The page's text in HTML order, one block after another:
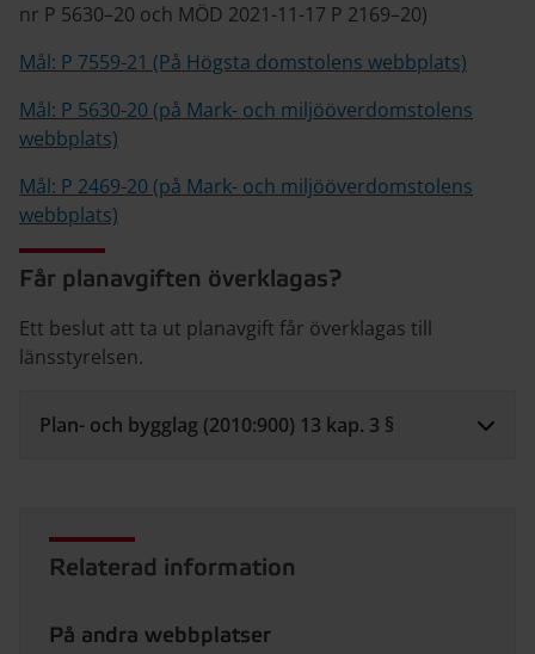
nr P 5630–20 och MÖD 2021-11-17 P 2169–20)
Mål: P 7559-21 (På Högsta domstolens webbplats)
Mål: P 5630-20 (på Mark- och miljööverdomstolens
webbplats)
Mål: P 2469-20 (på Mark- och miljööverdomstolens
webbplats)
Får planavgiften överklagas?
Ett beslut att ta ut planavgift får överklagas till
länsstyrelsen.
Plan- och bygglag (2010:900) 13 kap. 3 §
Relaterad information
På andra webbplatser